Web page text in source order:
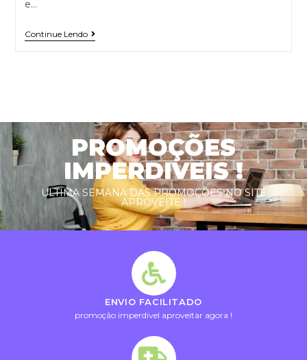
e…
Continue Lendo
PROMOÇÕES
IMPERDIVEIS !
ULTIMA SEMANA DAS PROMOÇÕES NO SITE
APROVEITE !
ENVIO FACILITADO
promoção imperdivel aproveitar agora !